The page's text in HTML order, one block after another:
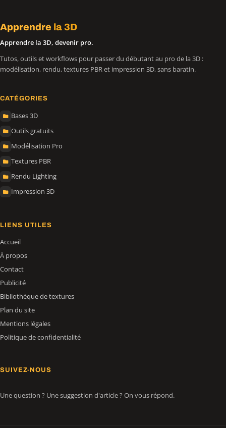
Apprendre la 3D
Apprendre la 3D, devenir pro.
Tutos, outils et workflows pour passer du débutant au pro de la 3D :
modélisation, rendu, textures PBR et impression 3D, sans baratin.
CATÉGORIES
Bases 3D
Outils gratuits
Modélisation Pro
Textures PBR
Rendu Lighting
Impression 3D
LIENS UTILES
Accueil
À propos
Contact
Publicité
Bibliothèque de textures
Plan du site
Mentions légales
Politique de confidentialité
SUIVEZ-NOUS
Une question ? Une suggestion d'article ? On vous répond.